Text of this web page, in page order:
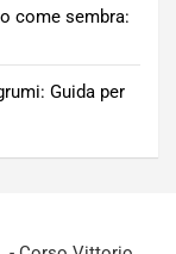
come sembra:
Guida per